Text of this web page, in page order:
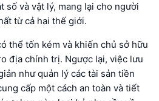
số và vật lý, mang lại cho người
từ cả hai thế giới.
thể tốn kém và khiến chủ sở hữu
địa chính trị. Ngược lại, việc lưu
như quản lý các tài sản tiền
cấp một cách an toàn và tiết